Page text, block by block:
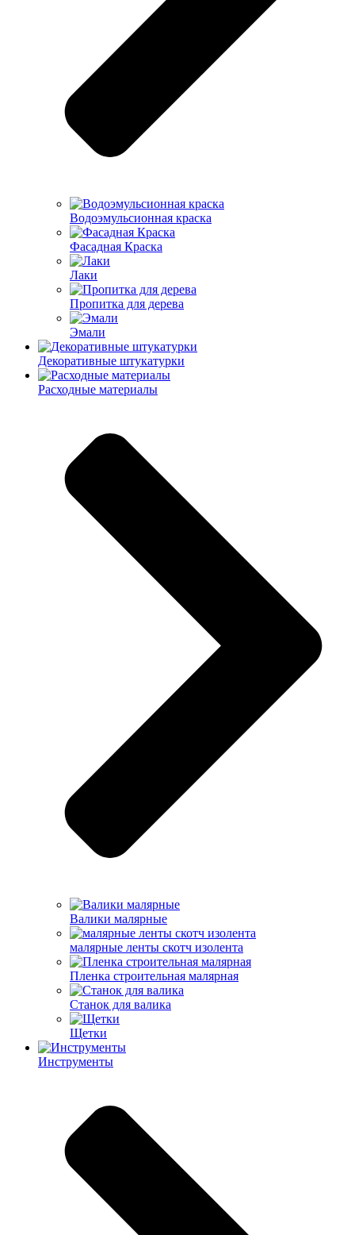
Водоэмульсионная краска
Фасадная Краска
Лаки
Пропитка для дерева
Эмали
Декоративные штукатурки
Расходные материалы
Валики малярные
малярные ленты скотч изолента
Пленка строительная малярная
Станок для валика
Щетки
Инструменты